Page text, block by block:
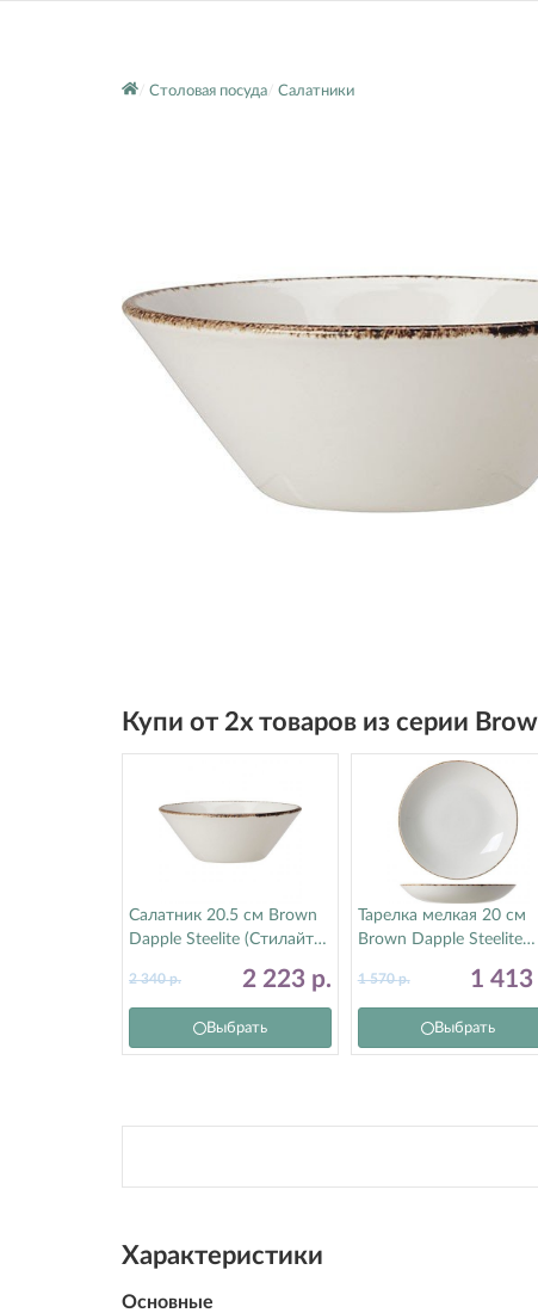
Столовая посуда Салатники
Купи от 2х товаров из серии
Салатник 20.5 см Brown
Dapple Steelite (Стилайт)
2 223 р.
2 340р.
Выбрать
Тарелка мелкая 20 см
Brown Dapple Steelite
1 413
1 570р.
Выбрать
Характеристики
Основные